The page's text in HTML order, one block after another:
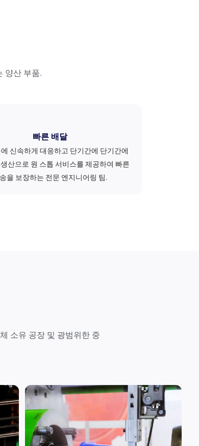
양산 부품.
빠른 배달
신속하게 대응하고 단기간에 단기간에
산으로 원 스톱 서비스를 제공하여 빠른
을 보장하는 전문 엔지니어링 팀.
소유 공장 및 광범위한 중